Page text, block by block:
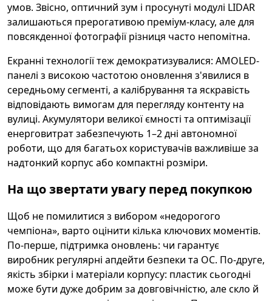
умов. Звісно, оптичний зум і просунуті модулі LIDAR
залишаються прерогативою преміум-класу, але для
повсякденної фотографії різниця часто непомітна.
Екранні технології теж демократизувалися: AMOLED-
панелі з високою частотою оновлення з'явилися в
середньому сегменті, а калібрування та яскравість
відповідають вимогам для перегляду контенту на
вулиці. Акумулятори великої ємності та оптимізації
енерговитрат забезпечують 1–2 дні автономної
роботи, що для багатьох користувачів важливіше за
надтонкий корпус або компактні розміри.
На що звертати увагу перед покупкою
Щоб не помилитися з вибором «недорогого
чемпіона», варто оцінити кілька ключових моментів.
По-перше, підтримка оновлень: чи гарантує
виробник регулярні апдейти безпеки та ОС. По-друге,
якість збірки і матеріали корпусу: пластик сьогодні
може бути дуже добрим за довговічністю, але скло й